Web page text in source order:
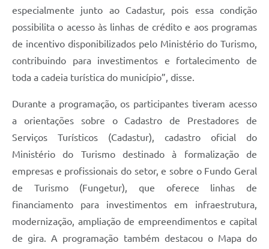
especialmente junto ao Cadastur, pois essa condição
possibilita o acesso às linhas de crédito e aos programas
de incentivo disponibilizados pelo Ministério do Turismo,
contribuindo para investimentos e fortalecimento de
toda a cadeia turística do município”, disse.
Durante a programação, os participantes tiveram acesso
a orientações sobre o Cadastro de Prestadores de
Serviços Turísticos (Cadastur), cadastro oficial do
Ministério do Turismo destinado à formalização de
empresas e profissionais do setor, e sobre o Fundo Geral
de Turismo (Fungetur), que oferece linhas de
financiamento para investimentos em infraestrutura,
modernização, ampliação de empreendimentos e capital
de gira. A programação também destacou o Mapa do